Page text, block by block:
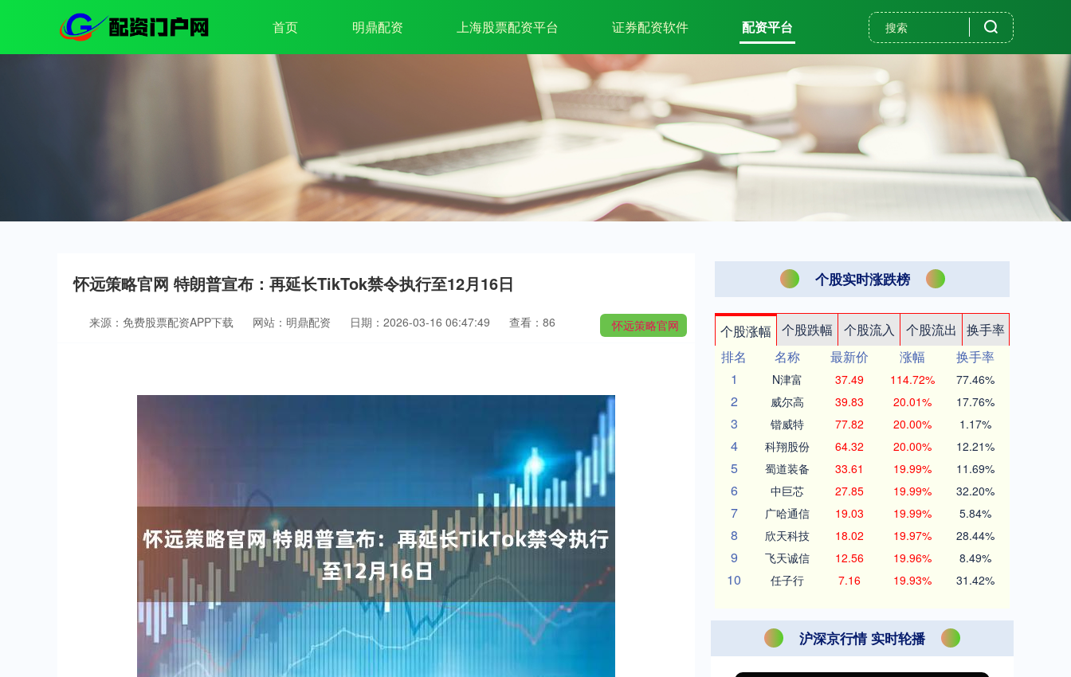
首页 明鼎配资 上海股票配资平台 证券配资软件 配资平台
怀远策略官网 特朗普宣布：再延长TikTok禁令执行至12月16日
怀远策略官网
来源：免费股票配资APP下载 网站：明鼎配资 日期：2026-03-16 06:47:49 查看：86
个股实时涨跌榜
个股涨幅 个股跌幅 个股流入 个股流出
换手率
排名
名称 最新价 涨幅
换手率
1
N津富 37.49 114.72% 77.46%
2 威尔高 39.83 20.01% 17.76%
3 锴威特 77.82 20.00% 1.17%
4 科翔股份 64.32 20.00% 12.21%
5 蜀道装备 33.61 19.99% 11.69%
6 中巨芯 27.85 19.99% 32.20%
7 广哈通信 19.03 19.99% 5.84%
8 欣天科技 18.02 19.97% 28.44%
9 飞天诚信 12.56 19.96% 8.49%
10 任子行 7.16 19.93% 31.42%
沪深京行情 实时轮播